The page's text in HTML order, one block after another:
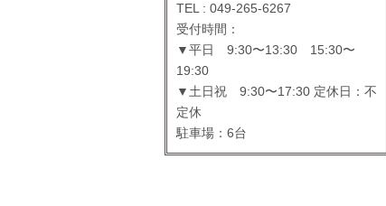
TEL : 049-265-6267
受付時間：
▼平日 9:30〜13:30 15:30〜
19:30
▼土日祝 9:30〜17:30 定休日：不
定休
駐車場：6台